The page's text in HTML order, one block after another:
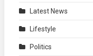
Latest News
Lifestyle
Politics